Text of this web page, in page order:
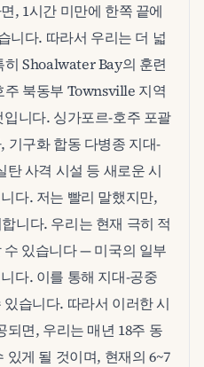
, 1시간 미만에 한쪽 끝에
니다. 따라서 우리는 더 넓
Shoalwater Bay의 훈련
북동부 Townsville 지역
니다. 싱가포르-호주 포괄
기구화 합동 다병종 지대-
탄 사격 시설 등 새로운 시
다. 저는 빨리 말했지만,
니다. 우리는 현재 극히 적
있습니다 — 미국의 일부
다. 이를 통해 지대-공중
습니다. 따라서 이러한 시
되면, 우리는 매년 18주 동
있게 될 것이며, 현재의 6~7